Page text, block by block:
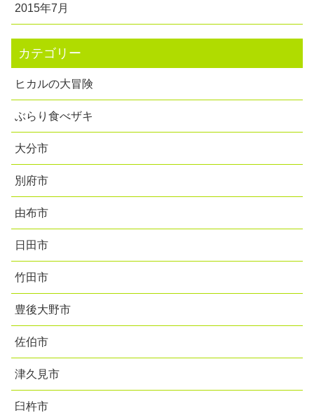
2015年7月
カテゴリー
ヒカルの大冒険
ぶらり食べザキ
大分市
別府市
由布市
日田市
竹田市
豊後大野市
佐伯市
津久見市
臼杵市